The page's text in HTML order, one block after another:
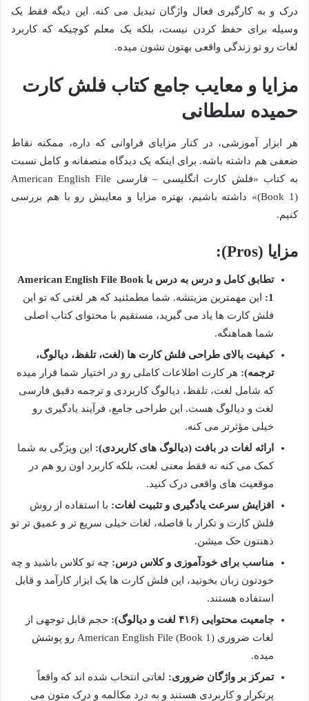
درک و به کارگیری فعال واژگان تبدیل می کنه. این دیگه فقط یک
وسیله برای حفظ کردن نیست، بلکه یک معلم کوچیکه که کاربرد
لغات رو تو زندگی واقعی بهتون نشون میده.
مزایا و معایب جامع کتاب فلش کارت
حمیده سلطانی
هر ابزار آموزشی، در کنار مزایای فراوانی که داره، ممکنه نقاط
ضعفی هم داشته باشه. برای اینکه یک دیدگاه منصفانه و کامل نسبت
به کتاب «فلش کارت انگلیسی – فارسی American English File
(Book 1)» داشته باشیم، بهتره مزایا و معایبش رو با هم بررسی
کنیم.
مزایا (Pros):
تطابق کامل و درس به درس با American English File Book
1:
این مهمترین مزیتشه. شما مطمئنید که هر لغتی که تو این
فلش کارت ها یاد می گیرید، مستقیم با محتوای کتاب اصلی
شما هماهنگه.
کیفیت بالای طراحی فلش کارت ها (لغت، تلفظ، دیالوگ،
ترجمه): هر کارت اطلاعات کاملی رو در اختیار شما قرار میده
که شامل لغت، تلفظ، دیالوگ کاربردی و ترجمه دقیق فارسی
لغت و دیالوگ هست. این طراحی جامع، فرآیند یادگیری رو
خیلی مؤثرتر می کنه.
ارائه لغات در بافت (دیالوگ های کاربردی): این ویژگی به شما
کمک می کنه نه فقط معنی لغت، بلکه کاربرد اون رو هم در
موقعیت های واقعی درک کنید.
افزایش سرعت یادگیری و تثبیت لغات: با استفاده از روش
فلش کارت و تکرار با فاصله، لغات خیلی سریع تر و عمیق تر تو
ذهنتون حک میشن.
مناسب برای خودآموزی و کلاس درس: چه تو کلاس باشید و چه
خودتون زبان بخونید، این فلش کارت ها یک ابزار کارآمد و قابل
استفاده هستند.
جامعیت محتوایی (۴۱۶ لغت و دیالوگ):
حجم قابل توجهی از
لغات ضروری American English File (Book 1) رو پوشش
میده.
تمرکز بر واژگان ضروری: لغاتی انتخاب شده اند که واقعاً
پرتکرار و کاربردی هستند و به درد مکالمه و درک متون می